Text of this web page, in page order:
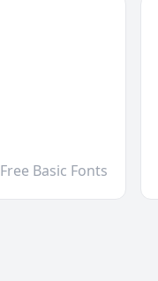
Free Basic Fonts